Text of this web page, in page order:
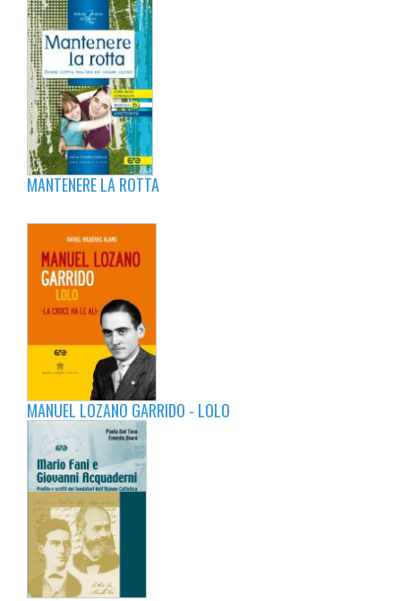
MANTENERE LA ROTTA
MANUEL LOZANO GARRIDO - LOLO